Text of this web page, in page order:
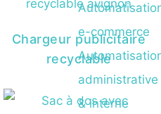
e-commerce
administrative
& interne
Chargeur publicitaire
recyclable